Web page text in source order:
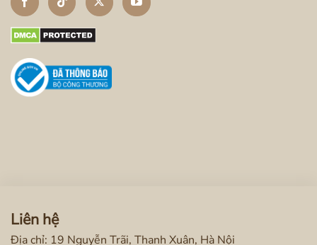
Liên hệ
Địa chỉ: 19 Nguyễn Trãi, Thanh Xuân, Hà Nội